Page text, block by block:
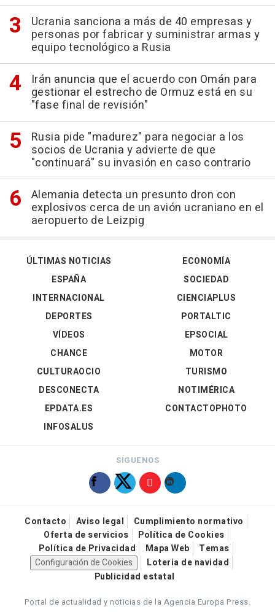
Ucrania sanciona a más de 40 empresas y
personas por fabricar y suministrar armas y
equipo tecnológico a Rusia
Irán anuncia que el acuerdo con Omán para
gestionar el estrecho de Ormuz está en su
"fase final de revisión"
Rusia pide "madurez" para negociar a los
socios de Ucrania y advierte de que
"continuará" su invasión en caso contrario
Alemania detecta un presunto dron con
explosivos cerca de un avión ucraniano en el
aeropuerto de Leizpig
ÚLTIMAS NOTICIAS
ESPAÑA
INTERNACIONAL
DEPORTES
VÍDEOS
ECONOMÍA
SOCIEDAD
CIENCIAPLUS
PORTALTIC
EPSOCIAL
CHANCE
CULTURAOCIO
DESCONECTA
EPDATA.ES
INFOSALUS
MOTOR
TURISMO
NOTIMÉRICA
CONTACTOPHOTO
SÍGUENOS
Contacto Aviso legal
Cumplimiento normativo
Oferta de servicios
Política de Cookies
Política de Privacidad
Mapa Web
Temas
Configuración de Cookies
Loteria de navidad
Publicidad estatal
Portal de actualidad y noticias de la Agencia Europa Press.